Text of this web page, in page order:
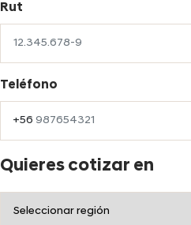
Rut
Teléfono
Quieres cotizar en